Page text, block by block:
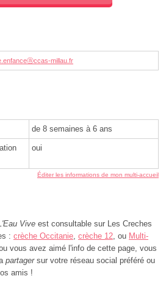
millau.fr
de 8 semaines à 6 ans
oui
Éditer les informations de mon multi-accueil
Vive est consultable sur Les Creches
: crèche Occitanie, crèche 12, ou Multi-
vous avez aimé l'info de cette page, vous
partagersur votre réseau social préféré ou
amis !